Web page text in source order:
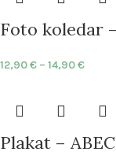
Foto koledar
12,90€ – 14,90€
Plakat –